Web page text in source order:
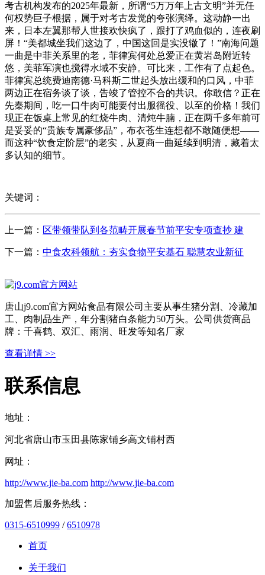
考古机构发布的2025年最新，所谓“5万万年上古文明”并无任
何权势巨子根据，属于对考古发觉的夸张演绎。这动静一出
来，日本左翼那帮人世接欢快疯了，跟打了鸡血似的，连夜刷
屏！“美都城坐我们这边了，中国这回是实没辙了！”南海问题
一曲是中菲关系里的老，菲律宾何处总爱正在黄岩岛附近转
悠，美菲军演也搅得水域不安静。可比来，工作有了点起色。
菲律宾总统费迪南德·马科斯二世起头放出缓和的口风，中菲
两边正在宿务谈了谈，告竣了管控不合的共识。你敢信？正在
先秦期间，吃一口牛肉可能要付出服徭役、以至的价格！我们
现正在饭桌上常见的红烧牛肉、清炖牛腩，正在两千多年前可
是妥妥的“贵族专属豪侈品”，布衣苍生连想都不敢随便想——
而这种“饮食定阶层”的老实，从夏商一曲延续到明清，藏着太
多认知的细节。
关键词：
上一篇： 区带领带队到各范畴开展春节前平安专项查抄 建
下一篇： 中食农科领航：夯实食物平安基石 聪慧农业新征
唐山j9.com官方网站食品有限公司主要从事生猪分割、冷藏加
工、肉制品生产，年分割猪白条能力50万头。公司供货商品
牌：千喜鹤、双汇、雨润、旺发等知名厂家
查看详情 >>
联系信息
地址：
河北省唐山市玉田县陈家铺乡高文铺村西
网址：
http://www.jie-ba.com http://www.jie-ba.com
加盟售后服务热线：
0315-6510999 /6510978
首页
关于我们